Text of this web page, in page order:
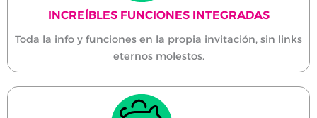
INCREÍBLES FUNCIONES INTEGRADAS
Toda la info y funciones en la propia invitación, sin links
eternos molestos.